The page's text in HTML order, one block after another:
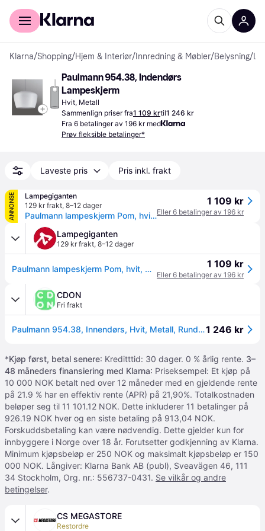
For kunder
Klarna/Shopping/Hjem & Interiør/ Innredning & Møbler/Belysning/
Paulmann 954.38, Indendørs
Lampeskjerm
Hvit, Metall
Sammenlign priser fra1 109 krtil1 246 kr
Fra 6 betalinger av 196 kr med
Prøv fleksible betalinger*
Laveste pris Pris inkl. frakt
ANNONSE
Lampegiganten
129 kr frakt, 8–12 dager
Paulmann lampeskjerm Pom, hvit, Ø 35 cm, metall Pom, Hvit / opal, Stue / spisestue, Metall, Moderne
1 109 kr
Eller 6 betalinger av 196 kr
Lampegiganten
129 kr frakt, 8–12 dager
Paulmann lampeskjerm Pom, hvit, Ø 35 cm, metall Pom, Hvit / opal, Stue / spisestue, Metall, Moderne 1 109 kr
Eller 6 betalinger av 196 kr
CDON
Fri frakt
Paulmann 954.38, Innendørs, Hvit, Metall, Rund, Monokromatisk, Taklampe1 246 kr
*Kjøp først, betal senere: Kreditttid: 30 dager. 0 % årlig rente. 3–
48 måneders finansiering med Klarna: Priseksempel: Et kjøp på
10 000 NOK betalt ned over 12 måneder med en gjeldende rente
på 21.9 % har en effektiv rente (APR) på 21,90%. Totalkostnaden
beløper seg til 11 101.12 NOK. Dette inkluderer 11 betalinger på
926.19 NOK hver og en siste betaling på 913,04 NOK.
Forskuddsbetaling kan være nødvendig. Dette gjelder kun for
innbyggere i Norge over 18 år. Forutsetter godkjenning av Klarna.
Minimum kjøpsbeløp er 250 NOK og maksimalt kjøpsbeløp er 150
000 NOK. Långiver: Klarna Bank AB (publ), Sveavägen 46, 111
34 Stockholm, Org. nr.: 556737-0431. Se vilkår og andre
betingelser.
CS MEGASTORE
Restordre